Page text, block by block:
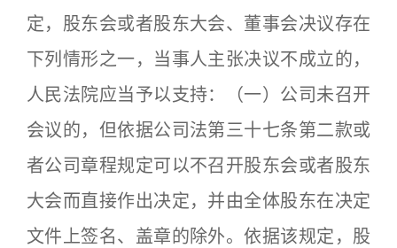
定，股东会或者股东大会、董事会决议存在
下列情形之一，当事人主张决议不成立的，
人民法院应当予以支持：（一）公司未召开
会议的，但依据公司法第三十七条第二款或
者公司章程规定可以不召开股东会或者股东
大会而直接作出决定，并由全体股东在决定
文件上签名、盖章的除外。依据该规定，股